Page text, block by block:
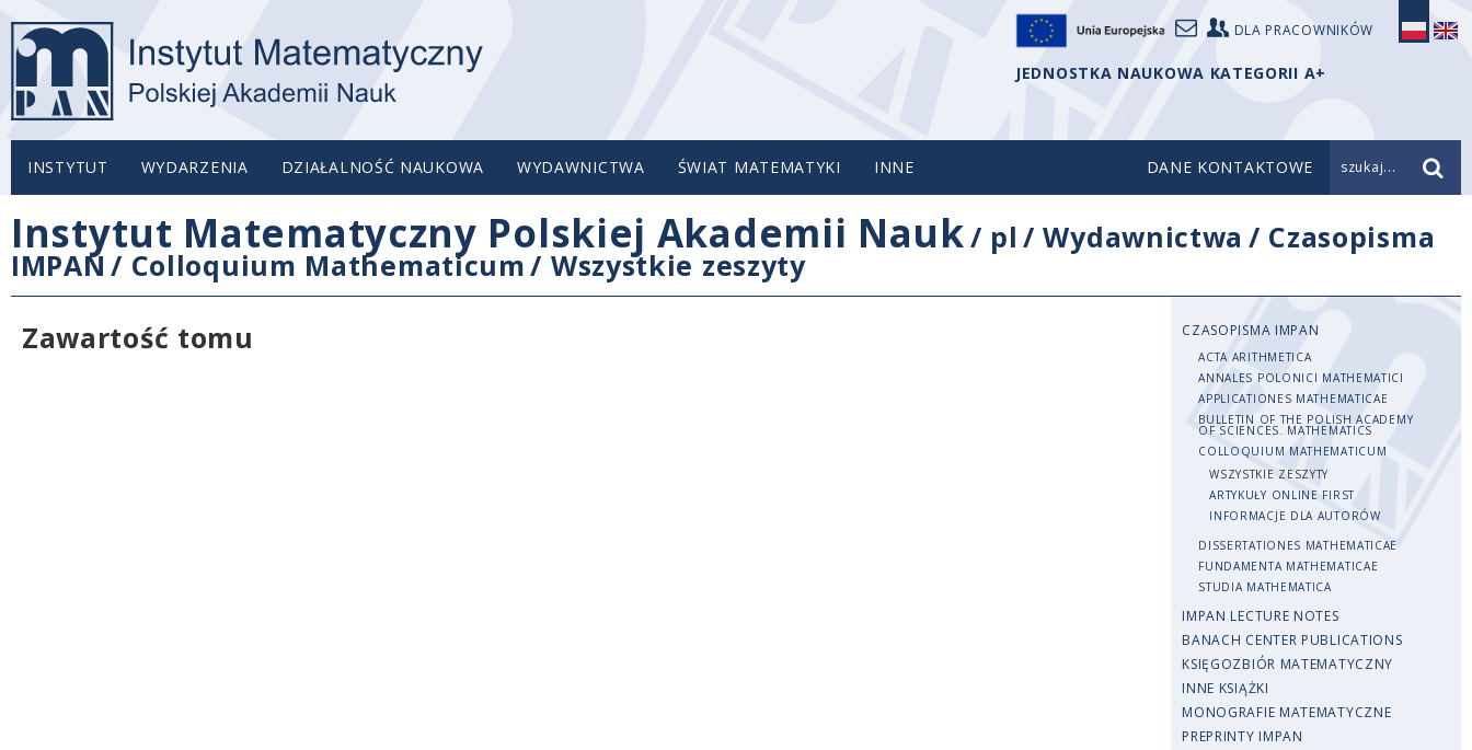
DLA PRACOWNIKÓW
JEDNOSTKA NAUKOWA KATEGORII A+
INSTYTUT WYDARZENIA DZIAŁALNOŚĆ NAUKOWA WYDAWNICTWA ŚWIAT MATEMATYKI INNE DANE KONTAKTOWE szukaj...
Instytut Matematyczny Polskiej Akademii Nauk/ pl /Wydawnictwa / Czasopisma
IMPAN / Colloquium Mathematicum/ Wszystkie zeszyty
Zawartość tomu
CZASOPISMA IMPAN
ACTA ARITHMETICA
ANNALES POLONICI MATHEMATICI
APPLICATIONES MATHEMATICAE
BULLETIN OF THE POLISH ACADEMY
OF SCIENCES. MATHEMATICS
COLLOQUIUM MATHEMATICUM
WSZYSTKIE ZESZYTY
ARTYKUŁY ONLINE FIRST
INFORMACJE DLA AUTORÓW
DISSERTATIONES MATHEMATICAE
FUNDAMENTA MATHEMATICAE
STUDIA MATHEMATICA
IMPAN LECTURE NOTES
BANACH CENTER PUBLICATIONS
KSIĘGOZBIÓR MATEMATYCZNY
INNE KSIĄŻKI
MONOGRAFIE MATEMATYCZNE
PREPRINTY IMPAN